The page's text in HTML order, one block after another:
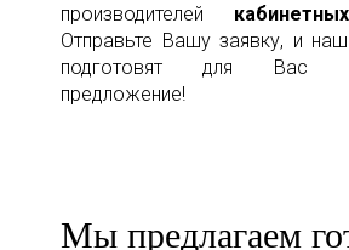
производителей
Отправьте Вашу заявку, и
подготовят для Вас
предложение!
Мы предлагаем